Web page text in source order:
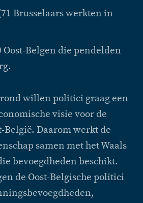
Brusselaars werkten in
Oost-Belgen die pendelden
willen politici graag een
visie voor de
België. Daarom werkt de
samen met het Waals
bevoegdheden beschikt.
de Oost-Belgische politici